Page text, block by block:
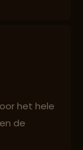
het hele
de